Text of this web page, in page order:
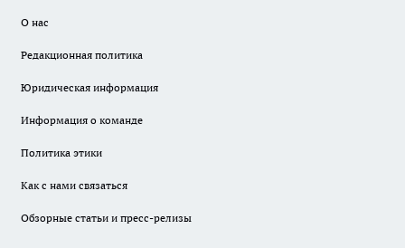
О нас
Редакционная политика
Юридическая информация
Информация о команде
Политика этики
Как с нами связаться
Обзорные статьи и пресс-релизы